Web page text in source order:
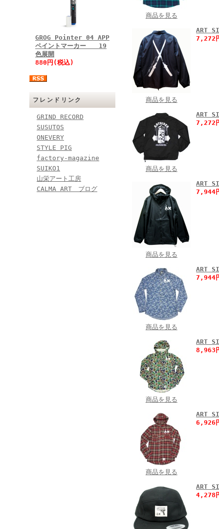
GROG Pointer 04 APP
ペイントマーカー 19
色展開
880円(税込)
フレンドリンク
GRIND RECORD
SUSUTOS
ONEVERY
STYLE PIG
factory-magazine
SUIKO1
山栄アート工房
CALMA ART ブログ
商品を見る
商品を見る
ART
7,272
商品を見る
ART
7,272
商品を見る
ART
7,944
商品を見る
ART
7,944
商品を見る
ART
8,963
商品を見る
ART
6,926
ART
4,278